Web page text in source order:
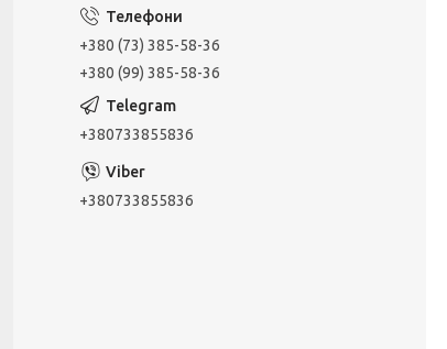
+380 (73) 385-58-36
+380 (99) 385-58-36
+380733855836
+380733855836